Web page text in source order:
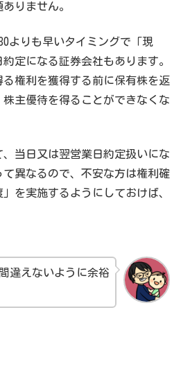
りません。
よりも早いタイミングで「現
定になる証券会社もあります。
権利を獲得する前に保有株を返
主優待を得ることができなくな
当日又は翌営業日約定扱いにな
異なるので、不安な方は権利確
を実施するようにしておけば、
違えないように余裕